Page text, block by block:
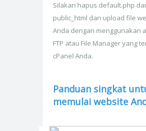
Silakan hapus default.php
public_html dan upload file
Anda dengan menggunakan
FTP atau File Manager yang
cPanel Anda.
Panduan singkat
memulai website